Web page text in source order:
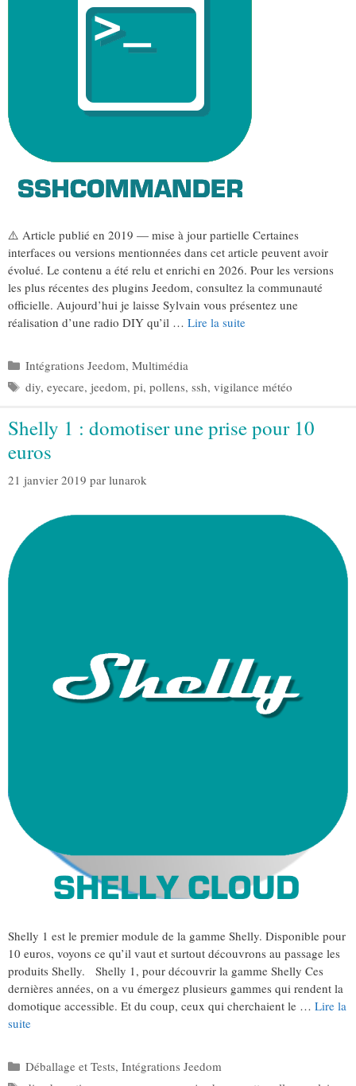
⚠️ Article publié en 2019 — mise à jour partielle Certaines
interfaces ou versions mentionnées dans cet article peuvent avoir
évolué. Le contenu a été relu et enrichi en 2026. Pour les versions
les plus récentes des plugins Jeedom, consultez la communauté
officielle. Aujourd’hui je laisse Sylvain vous présentez une
réalisation d’une radio DIY qu’il … Lire la suite
Catégories
Intégrations Jeedom, Multimédia
Étiquettes
diy, eyecare, jeedom, pi, pollens, ssh, vigilance météo
Shelly 1 : domotiser une prise pour 10
euros
21 janvier 2019 par lunarok
Shelly 1 est le premier module de la gamme Shelly. Disponible pour
10 euros, voyons ce qu’il vaut et surtout découvrons au passage les
produits Shelly. Shelly 1, pour découvrir la gamme Shelly Ces
dernières années, on a vu émergez plusieurs gammes qui rendent la
domotique accessible. Et du coup, ceux qui cherchaient le … Lire la
suite
Catégories
Déballage et Tests, Intégrations Jeedom